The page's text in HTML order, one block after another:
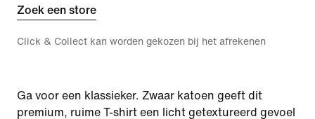
Zoek een store
Click & Collect kan worden gekozen bij het afrekenen
Ga voor een klassieker. Zwaar katoen geeft dit
premium, ruime T-shirt een licht getextureerd gevoel